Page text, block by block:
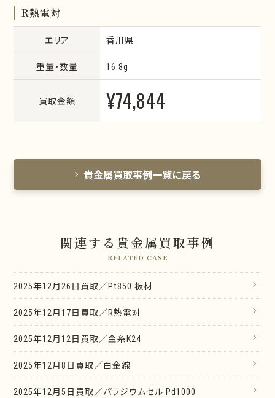
R熱電対
エリア 香川県
重量・数量 16.8g
買取金額 ¥74,844
貴金属買取事例一覧に戻る
関連する貴金属買取事例
RELATED CASE
2025年12月26日買取／Pt850 板材
2025年12月17日買取／R熱電対
2025年12月12日買取／金糸K24
2025年12月8日買取／白金線
2025年12月5日買取／パラジウムセル Pd1000